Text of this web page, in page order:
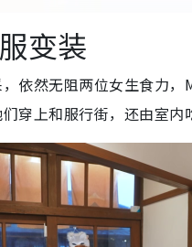
变装
依然无阻两位女生食力
穿上和服行街，还由室内